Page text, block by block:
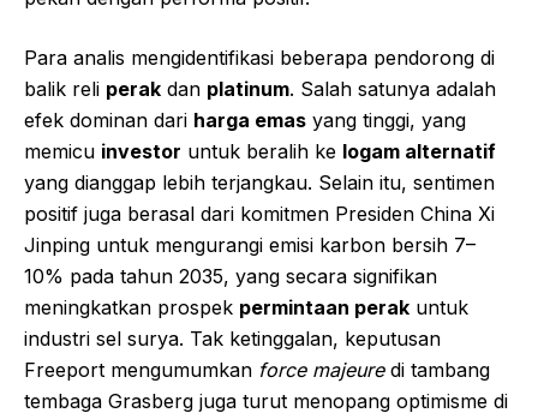
Para analis mengidentifikasi beberapa pendorong di
balik reli perak dan platinum. Salah satunya adalah
efek dominan dari harga emas yang tinggi, yang
memicu investor untuk beralih ke logam alternatif
yang dianggap lebih terjangkau. Selain itu, sentimen
positif juga berasal dari komitmen Presiden China Xi
Jinping untuk mengurangi emisi karbon bersih 7–
10% pada tahun 2035, yang secara signifikan
meningkatkan prospek permintaan perak untuk
industri sel surya. Tak ketinggalan, keputusan
Freeport mengumumkan force majeuredi tambang
tembaga Grasberg juga turut menopang optimisme di